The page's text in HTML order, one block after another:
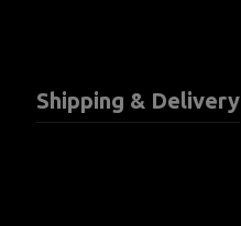
Shipping & Delivery